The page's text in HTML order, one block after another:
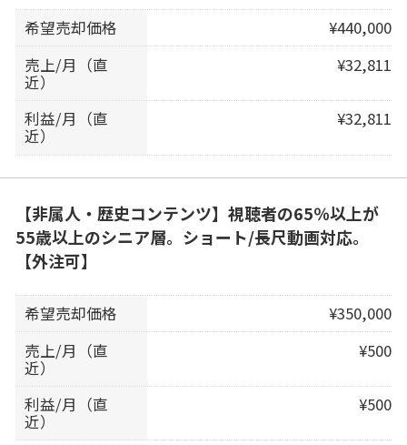
希望売却価格
¥440,000
売上/月（直
近）
¥32,811
利益/月（直
近）
¥32,811
【非属人・歴史コンテンツ】視聴者の65％以上が
55歳以上のシニア層。ショート/長尺動画対応。
【外注可】
希望売却価格
¥350,000
売上/月（直
近）
¥500
利益/月（直
近）
¥500